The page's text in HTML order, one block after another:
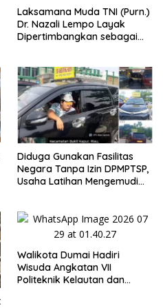
Laksamana Muda TNI (Purn.)
Dr. Nazali Lempo Layak
Dipertimbangkan sebagai
Berkompromi terhadap
Penegakan Hukum
Diduga Gunakan Fasilitas
Negara Tanpa Izin DPMPTSP,
Usaha Latihan Mengemudi
Walikota Dumai Hadiri
Wisuda Angkatan VII
Politeknik Kelautan dan